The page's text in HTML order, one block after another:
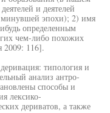
и деятелей
минувшей эпохи); 2) имя
определенным
чем-либо похожих
2009: 116].
типология и
анализ антро-
способы и
лексико-
дериватов, а также